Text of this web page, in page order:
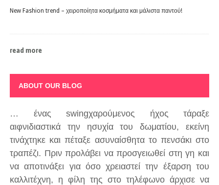
New Fashion trend – χειροποίητα κοσμήματα και μάλιστα παντού!
read more
ABOUT OUR BLOG
… ένας swingχαρούμενος ήχος τάραξε
αιφνιδιαστικά την ησυχία του δωματίου, εκείνη
τινάχτηκε και πέταξε ασυναίσθητα το πενσάκι στο
τραπέζι. Πριν προλάβει να προσγειωθεί στη γη και
να αποτινάξει για όσο χρειαστεί την έξαρση του
καλλιτέχνη, η φίλη της στο τηλέφωνο άρχισε να